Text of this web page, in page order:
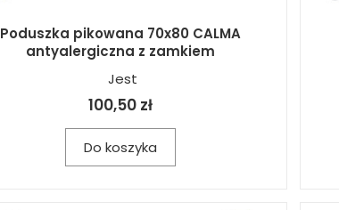
Poduszka pikowana 70x80 CALMA
antyalergiczna z zamkiem
Jest
100,50 zł
Do koszyka